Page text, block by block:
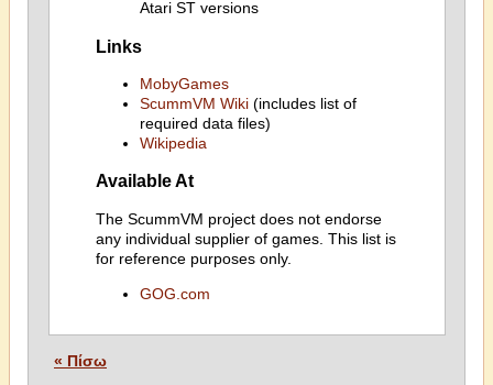
Atari ST versions
Links
MobyGames
ScummVM Wiki(includes list of
required data files)
Wikipedia
Available At
The ScummVM project does not endorse
any individual supplier of games. This list is
for reference purposes only.
GOG.com
« Πίσω